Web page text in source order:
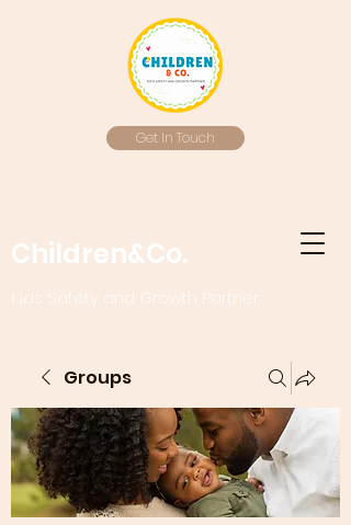
Get In Touch
Children&Co.
Kids Safety and Growth Partner
Groups